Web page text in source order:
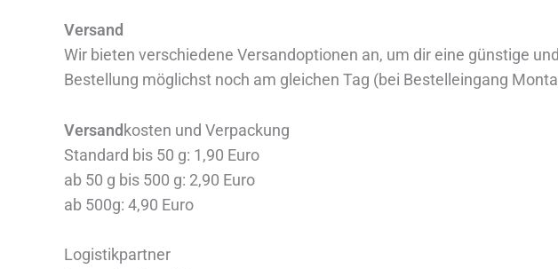
Versand
Wir bieten verschiedene Versandoptionen an, um dir eine günstige
Bestellung möglichst noch am gleichen Tag (bei Bestelleingang
Versandkosten und Verpackung
Standard bis 50 g: 1,90 Euro
ab 50 g bis 500 g: 2,90 Euro
ab 500g: 4,90 Euro
Logistikpartner